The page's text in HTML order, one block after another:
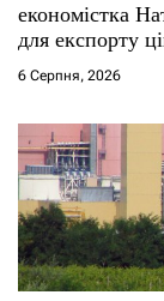
економістка
для експорту
6 Серпня, 2026